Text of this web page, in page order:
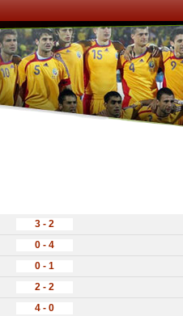
3 - 2
0 - 4
0 - 1
2 - 2
4 - 0